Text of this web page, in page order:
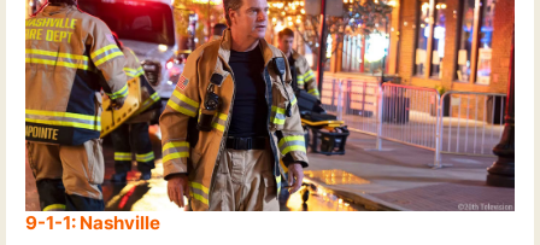
9-1-1: Nashville